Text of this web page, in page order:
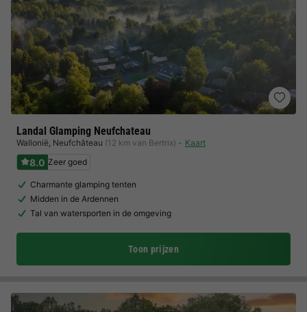
Landal Glamping Neufchateau
Wallonië, Neufchâteau (12 km van Bertrix) Kaart
8.0 Zeer goed
Charmante glamping tenten
Midden in de Ardennen
Tal van watersporten in de omgeving
Toon prijzen